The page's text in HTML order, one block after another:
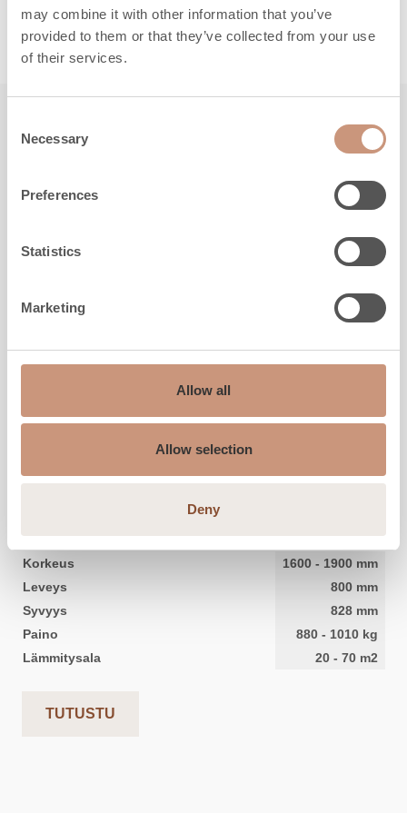
may combine it with other information that you’ve
provided to them or that they’ve collected from your use
of their services.
Selection
Necessary
Preferences
Statistics
Marketing
Allow all
Allow selection
Deny
LUE LISÄÄ
Korkeus 1600 - 1900 mm
Leveys
800 mm
Syvyys
828 mm
Paino
880 - 1010 kg
Lämmitysala
20 - 70 m2
TUTUSTU